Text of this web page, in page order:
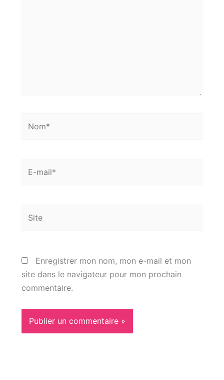
mail*
Enregistrer mon nom, mon e-mail et mon
site dans le navigateur pour mon prochain
commentaire.